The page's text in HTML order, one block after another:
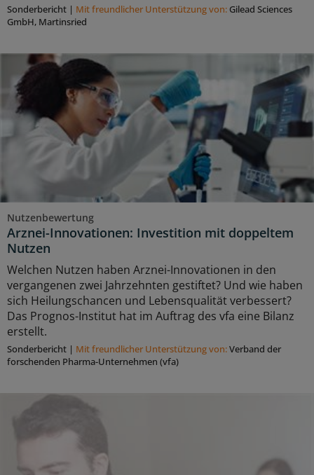
Sonderbericht | Mit freundlicher Unterstützung von: Gilead Sciences
GmbH, Martinsried
Nutzenbewertung
Arznei-Innovationen: Investition mit doppeltem
Nutzen
Welchen Nutzen haben Arznei-Innovationen in den
vergangenen zwei Jahrzehnten gestiftet? Und wie haben
sich Heilungschancen und Lebensqualität verbessert?
Das Prognos-Institut hat im Auftrag des vfa eine Bilanz
erstellt.
Sonderbericht | Mit freundlicher Unterstützung von:Verband der
forschenden Pharma-Unternehmen (vfa)